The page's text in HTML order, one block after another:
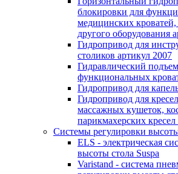
блокировки для
медицинских
другого оборудования
Гидропривод для
столиков артикул 2007
Гидравлический
функциональных
Гидропривод для
Гидропривод для
массажных кушеток,
парикмахерских
Системы регулировки
ELS - электрическая
высоты стола Suspa
Varistand - система